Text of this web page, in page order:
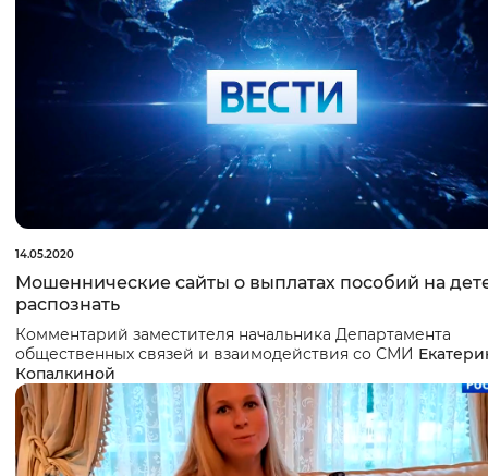
14.05.2020
Мошеннические сайты о выплатах пособий на
распознать
Комментарий заместителя начальника Департамента
общественных связей и взаимодействия со СМИ
Копалкиной